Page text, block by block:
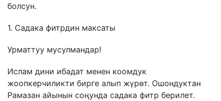
болсун.
1. Садака фитрдин максаты
Урматтуу мусулмандар!
Ислам дини ибадат менен коомдук
жоопкерчиликти бирге алып жүрөт. Ошондуктан
Рамазан айынын соңунда садака фитр берилет.